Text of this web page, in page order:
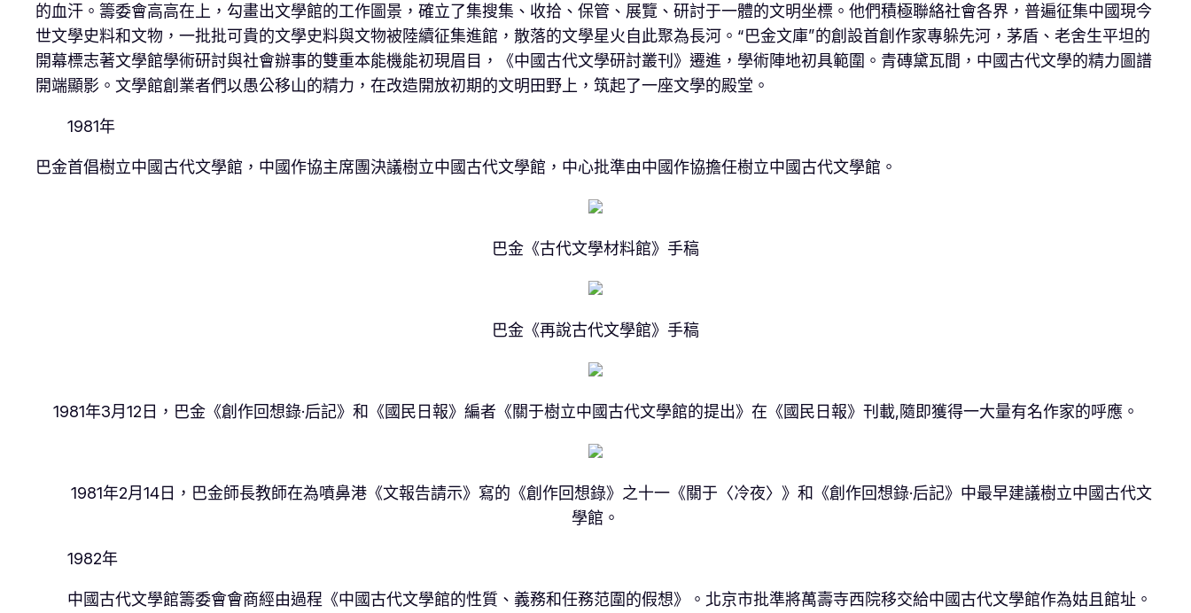
的血汗。籌委會高高在上，勾畫出文學館的工作圖景，確立了集搜集、收拾、保管、展覽、研討于一體的文明坐標。他們積極聯絡社會各界，普遍征集中國現今
世文學史料和文物，一批批可貴的文學史料與文物被陸續征集進館，散落的文學星火自此聚為長河。“巴金文庫”的創設首創作家專躲先河，茅盾、老舍生平坦的
開幕標志著文學館學術研討與社會辦事的雙重本能機能初現眉目，《中國古代文學研討叢刊》遷進，學術陣地初具範圍。青磚黛瓦間，中國古代文學的精力圖譜
開端顯影。文學館創業者們以愚公移山的精力，在改造開放初期的文明田野上，筑起了一座文學的殿堂。
1981年
巴金首倡樹立中國古代文學館，中國作協主席團決議樹立中國古代文學館，中心批準由中國作協擔任樹立中國古代文學館。
巴金《古代文學材料館》手稿
巴金《再說古代文學館》手稿
1981年3月12日，巴金《創作回想錄·后記》和《國民日報》編者《關于樹立中國古代文學館的提出》在《國民日報》刊載,隨即獲得一大量有名作家的呼應。
1981年2月14日，巴金師長教師在為噴鼻港《文報告請示》寫的《創作回想錄》之十一《關于〈冷夜〉》和《創作回想錄·后記》中最早建議樹立中國古代文
學館。
1982年
中國古代文學館籌委會會商經由過程《中國古代文學館的性質、義務和任務范圍的假想》。北京市批準將萬壽寺西院移交給中國古代文學館作為姑且館址。